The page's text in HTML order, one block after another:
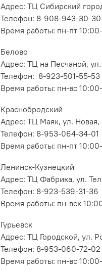
Адрес: ТЦ Сибирский
Телефон: 8-908-943-30-30
Время работы: пн-пт
Белово
Адрес: ТЦ на Песчаной,
Телефон: 8-923-501-55-53
Время работы: пн-вс
Краснобродский
Адрес: ТЦ Маяк, ул. Новая,
Телефон: 8-953-064-34-01
Время работы: пн-пт
Ленинск-Кузнецкий
Адрес: ТЦ Фабрика, ул.
Телефон: 8-923-539-31-36
Время работы: пн-вск
Гурьевск
Адрес: ТЦ Городской, ул.
Телефон: 8-953-060-72-02
Время работы: пн-вс